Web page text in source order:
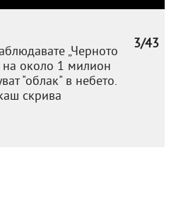
3/43
„Черното
на около 1 милион
"облак" в небето.
скрива